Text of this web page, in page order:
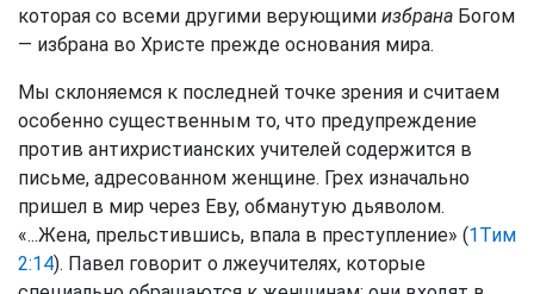
которая со всеми другими верующими избрана Богом
— избрана во Христе прежде основания мира.
Мы склоняемся к последней точке зрения и считаем
особенно существенным то, что предупреждение
против антихристианских учителей содержится в
письме, адресованном женщине. Грех изначально
пришел в мир через Еву, обманутую дьяволом.
«...Жена, прельстившись, впала в преступление» (1Тим
2:14). Павел говорит о лжеучителях, которые